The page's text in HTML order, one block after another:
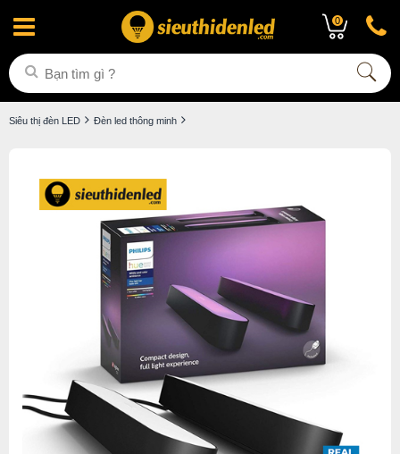
0
Siêu thị đèn LED Đèn led thông minh